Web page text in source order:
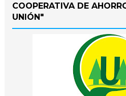
COOPERATIVA DE
UNIÓN"